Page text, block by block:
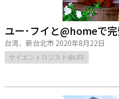
ユー･フイと@homeで
台湾、新台北市 2020年8月22日
サイエントロジスト@LIFE